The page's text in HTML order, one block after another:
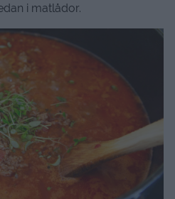
i matlådor.